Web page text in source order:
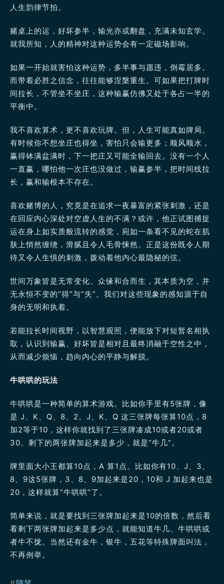
人生韵律节拍。
赌桌上的运，好坏参半，输光亦或翻盘，充满未知玄学。
就我所知，人的精神对这种运势会有一定磁场影响。
如果一开始就害怕这种运势，多半事与愿违，倒霉居多。
而带着必胜之信念，往往能够涅槃重生。可如果把打牌时
间拉长，不管坐不坐庄，这种输赢仿佛又处于各占一半的
平衡中。
我不喜欢算术，更不喜欢玩牌。但，人生可能真如牌局。
有时候你不想坐庄也得坐，害怕只会输更多；顺风顺水，
赢得钵满盆满时，下一把庄又可能全输回去。没有一个人
一直赢，哪怕他一次庄也没做过，输赢参半，把时间线拉
长，赢和输根本不存在。
喜欢赌博的人，究竟是在追求一夜暴富的紧张刺激，还是
在回应内心深处对空虚人生的不满？或许，他正试图捕捉
运在身上如实质般流转的感觉，宛如一条看不见的蛇在肌
肤上悄然缠绕，滑腻且令人毛骨悚然。正是这份既令人期
待又令人生惧的刺激，拨动着他内心最隐秘的弦。
世间万象皆是无常变化、众缘和合而生，其本质为空，并
无永恒不变的“得”与“失”。我们对这些现象的感知源于自
身的无明和执着。
若能拉长时间视野，以智慧观照，便能放下对短暂名相执
取，认识到输赢、好坏皆是相对且最终消融于空性之中，
从而减少烦恼，趋向内心的平静与解脱。
牛哄哄的玩法
牛哄哄是一种简单的算术游戏。比如你手里有5张牌，像
是 J、K、Q、8、2。J、K、Q 这三张牌每张算10点，8
加2等于10，这样你就找到了三张牌凑成10或者20或者
30。剩下的两张牌加起来是多少，就是“牛几”。
牌里面大小王都算10点，A 算1点。比如你有10、J、3、
8、9这5张牌，3、8、9加起来是20，10和 J 加起来也是
20，这样就算“牛哄哄”了。
简单来说，就是要找到三张牌加起来是10的倍数，然后看
看剩下两张牌加起来是多少点，就能知道牛几、牛哄哄或
者牛不拢。当然还有金牛，银牛，五花等特殊牌面叫法，
不再例举。